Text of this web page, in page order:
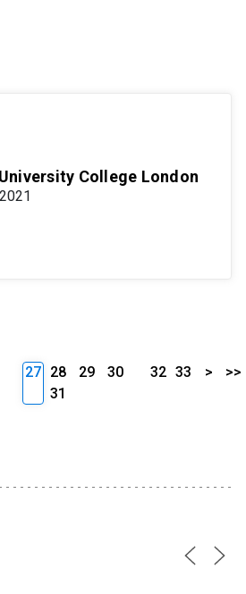
College London
27 28 29
30
31
32 33 > >>